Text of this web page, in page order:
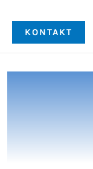
Inhalt
springenKONTAKT